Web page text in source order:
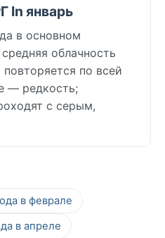
In январь
в основном
облачность
повторяется по всей
— редкость;
с серым,
в феврале
в апреле